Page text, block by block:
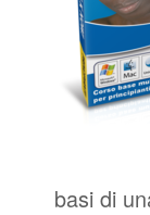
basi di